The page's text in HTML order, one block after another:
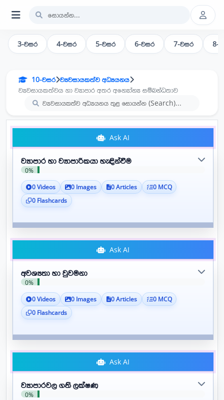
3-වසර 4-වසර 5-වසර 6-වසර 7-වසර 8-
10-වසර ව්‍යවසායකත්ව අධ්‍යයනය
ව්‍යවසායකත්වය හා ව්‍යාපාර අතර අන්‍යෝන්‍ය සම්බන්ධතාව
Ask AI
ව්‍යාපාර හා ව්‍යාපාරිකයා හැඳින්වීම
0%
0 Videos 0 Images 0 Articles
0 MCQ
0 Flashcards
Ask AI
අවශ්‍යතා හා වුවමනා
0%
0 Videos 0 Images 0 Articles
0 MCQ
0 Flashcards
Ask AI
ව්‍යාපාරවල ගති ලක්ෂණ
0%